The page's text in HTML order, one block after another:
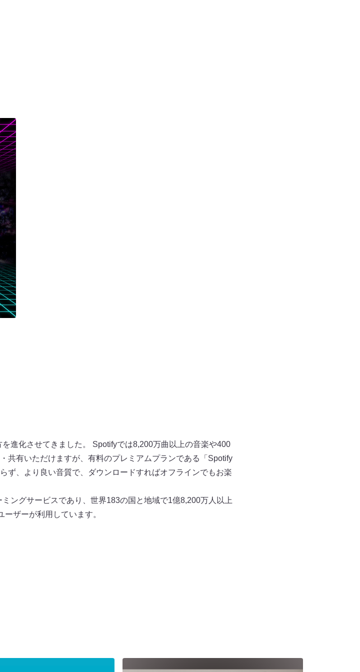
進化させてきました。 Spotifyでは8,200万曲以上の音楽や400
共有いただけますが、有料のプレミアムプランである「Spotify
ず、より良い音質で、ダウンロードすればオフラインでもお楽
ングサービスであり、世界183の国と地域で1億8,200万人以上
ザーが利用しています。